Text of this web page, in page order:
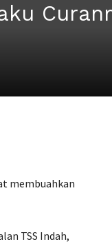
membuahkan
TSS Indah,